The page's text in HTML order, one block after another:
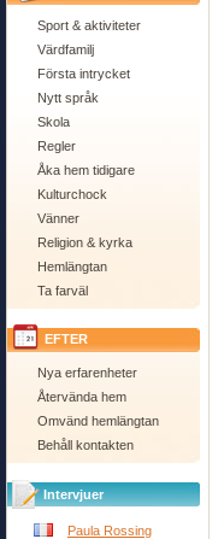
Sport & aktiviteter
Värdfamilj
Första intrycket
Nytt språk
Skola
Regler
Åka hem tidigare
Kulturchock
Vänner
Religion & kyrka
Hemlängtan
Ta farväl
EFTER
Nya erfarenheter
Återvända hem
Omvänd hemlängtan
Behåll kontakten
Intervjuer
Paula Rossing